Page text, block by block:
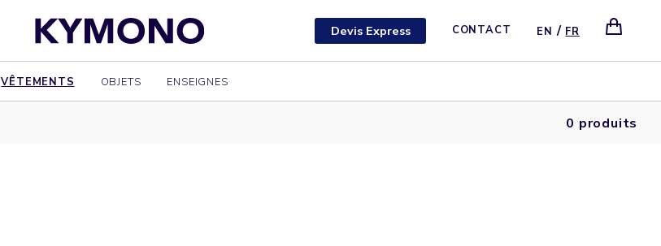
Devis Express CONTACT EN / FR
VÊTEMENTS OBJETS ENSEIGNES
0 produits